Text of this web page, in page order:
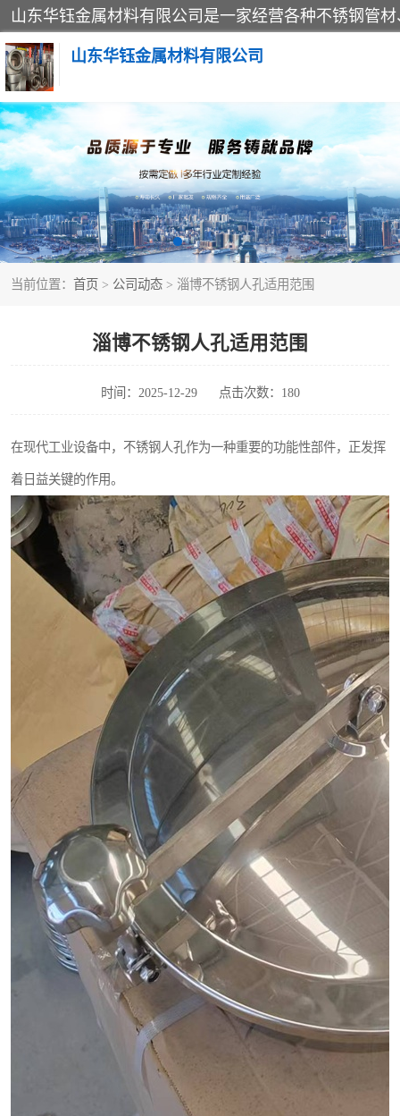
山东华钰金属材料有限公司
当前位置： 首页 > 公司动态 > 淄博不锈钢人孔适用范围
淄博不锈钢人孔适用范围
时间：2025-12-29 点击次数：180
在现代工业设备中，不锈钢人孔作为一种重要的功能性部件，正发挥
着日益关键的作用。
不锈钢管
管件标准件
不锈钢人孔
不锈钢角钢